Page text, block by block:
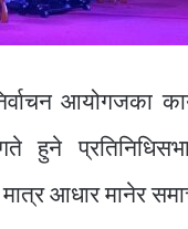
आयोगजका
हुने
आधार मानेर